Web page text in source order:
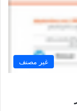
غير مصنف